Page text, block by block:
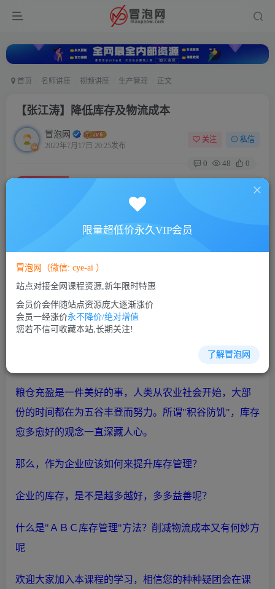
首页 名师讲座 视频讲座 生产管理 正文
【张江涛】降低库存及物流成本
冒泡网
2022年7月17日 20:25发布
关注 私信
0 48 0
【张江涛】降低库存及物流成本
此内容为付费资源，请付费后查看
5
VIP会员 免费
立即购买
您当前未登录！建议登陆后购买，可保存购买订单
粮仓充盈是一件美好的事，人类从农业社会开始，大部
份的时间都在为五谷丰登而努力。所谓"积谷防饥"，库存
愈多愈好的观念一直深藏人心。
那么，作为企业应该如何来提升库存管理？
企业的库存，是不是越多越好，多多益善呢？
什么是"ＡＢＣ库存管理"方法？削减物流成本又有何妙方
呢
欢迎大家加入本课程的学习，相信您的种种疑团会在课
限量超低价永久VIP会员
冒泡网（微信: cye-ai ）
站点对接全网课程资源,新年限时特惠
会员价会伴随站点资源庞大逐渐涨价
会员一经涨价永不降价/绝对增值
您若不信可收藏本站,长期关注!
了解冒泡网